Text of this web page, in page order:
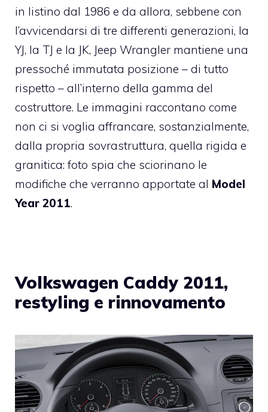
in listino dal 1986 e da allora, sebbene con
l’avvicendarsi di tre differenti generazioni, la
YJ, la TJ e la JK, Jeep Wrangler mantiene una
pressoché immutata posizione – di tutto
rispetto – all’interno della gamma del
costruttore. Le immagini raccontano come
non ci si voglia affrancare, sostanzialmente,
dalla propria sovrastruttura, quella rigida e
granitica: foto spia che sciorinano le
modifiche che verranno apportate al Model
Year 2011.
Volkswagen Caddy 2011,
restyling e rinnovamento